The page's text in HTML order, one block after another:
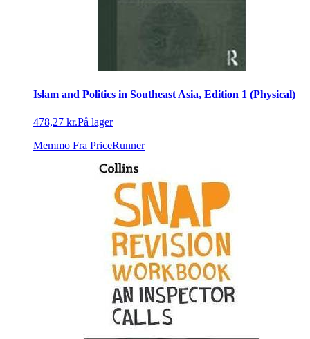
Islam and Politics in Southeast Asia, Edition 1 (Physical)
478,27 kr.På lager
Memmo Fra PriceRunner